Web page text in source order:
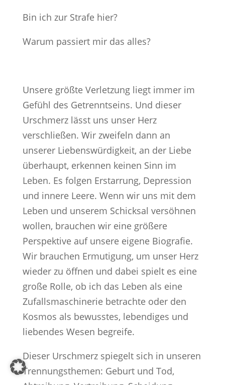
Bin ich zur Strafe hier?
Warum passiert mir das alles?
Unsere größte Verletzung liegt immer im
Gefühl des Getrenntseins. Und dieser
Urschmerz lässt uns unser Herz
verschließen. Wir zweifeln dann an
unserer Liebenswürdigkeit, an der Liebe
überhaupt, erkennen keinen Sinn im
Leben. Es folgen Erstarrung, Depression
und innere Leere. Wenn wir uns mit dem
Leben und unserem Schicksal versöhnen
wollen, brauchen wir eine größere
Perspektive auf unsere eigene Biografie.
Wir brauchen Ermutigung, um unser Herz
wieder zu öffnen und dabei spielt es eine
große Rolle, ob ich das Leben als eine
Zufallsmaschinerie betrachte oder den
Kosmos als bewusstes, lebendiges und
liebendes Wesen begreife.
Dieser Urschmerz spiegelt sich in unseren
Trennungsthemen: Geburt und Tod,